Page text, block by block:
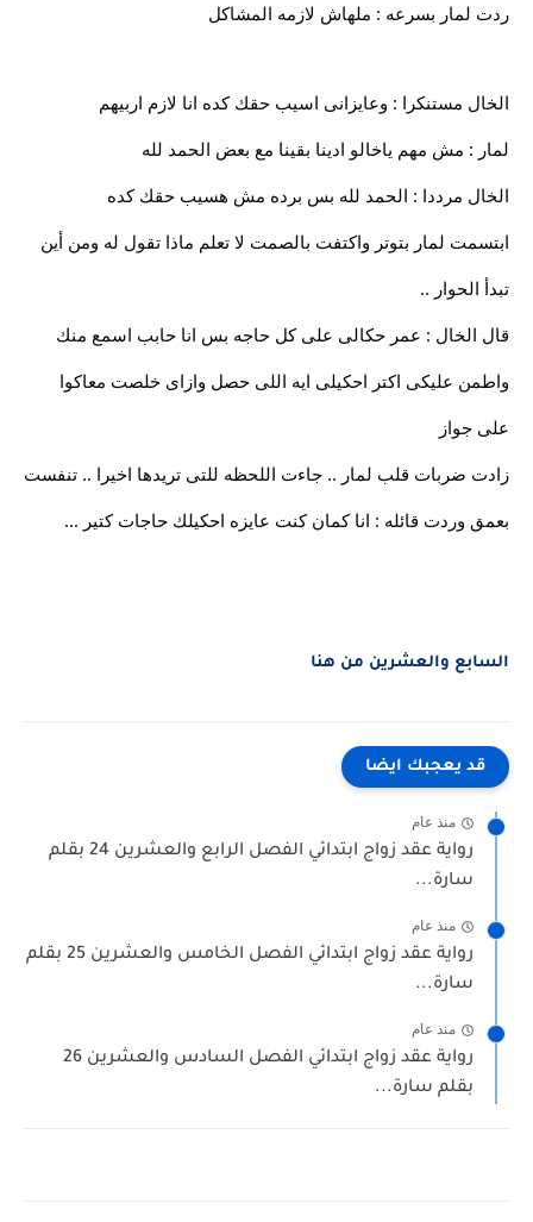
ردت لمار بسرعه : ملهاش لازمه المشاكل
الخال مستنكرا : وعايزانى اسيب حقك كده انا لازم اربيهم
لمار : مش مهم ياخالو ادينا بقينا مع بعض الحمد لله
الخال مرددا : الحمد لله بس برده مش هسيب حقك كده
ابتسمت لمار بتوتر واكتفت بالصمت لا تعلم ماذا تقول له ومن أين
تبدأ الحوار ..
قال الخال : عمر حكالى على كل حاجه بس انا حابب اسمع منك
واطمن عليكى اكتر احكيلى ايه اللى حصل وازاى خلصت معاكوا
على جواز
زادت ضربات قلب لمار .. جاءت اللحظه للتى تريدها اخيرا .. تنفست
بعمق وردت قائله : انا كمان كنت عايزه احكيلك حاجات كتير ...
السابع والعشرين من هنا
قد يعجبك ايضا
منذ عام
رواية عقد زواج ابتدائي الفصل الرابع والعشرين 24 بقلم
سارة...
منذ عام
رواية عقد زواج ابتدائي الفصل الخامس والعشرين 25 بقلم
سارة...
منذ عام
رواية عقد زواج ابتدائي الفصل السادس والعشرين 26
بقلم سارة...